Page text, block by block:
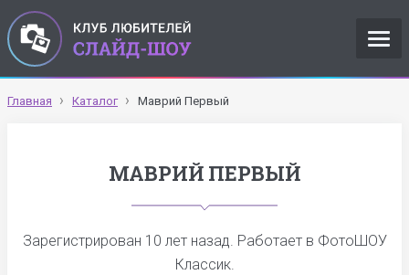
Главная Каталог Маврий Первый
МАВРИЙ ПЕРВЫЙ
Зарегистрирован 10 лет назад. Работает в ФотоШОУ
Классик.